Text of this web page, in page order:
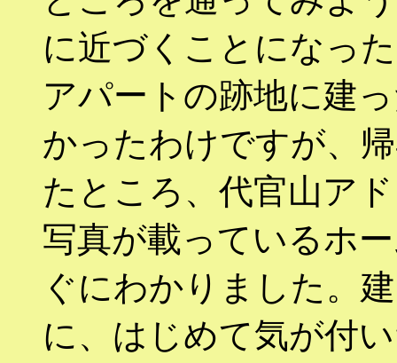
に近づくことになっ
アパートの跡地に建
かったわけですが、
たところ、代官山ア
写真が載っているホ
ぐにわかりました。
に、はじめて気が付